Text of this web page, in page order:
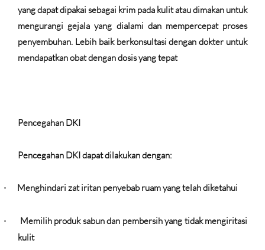
yang dapat dipakai sebagai krim pada kulit atau dimakan untuk
mengurangi gejala yang dialami dan mempercepat proses
penyembuhan. Lebih baik berkonsultasi dengan dokter untuk
mendapatkan obat dengan dosis yang tepat
Pencegahan DKI
Pencegahan DKI dapat dilakukan dengan:
· Menghindari zat iritan penyebab ruam yang telah diketahui
·
Memilih produk sabun dan pembersih yang tidak mengiritasi
kulit